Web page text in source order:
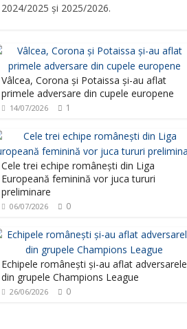
2024/2025 și 2025/2026.
Vâlcea, Corona și Potaissa și-au aflat
primele adversare din cupele europene
14/07/2026 1
Cele trei echipe românești din Liga
Europeană feminină vor juca tururi
preliminare
06/07/2026 0
Echipele românești și-au aflat adversarele
din grupele Champions League
26/06/2026 0